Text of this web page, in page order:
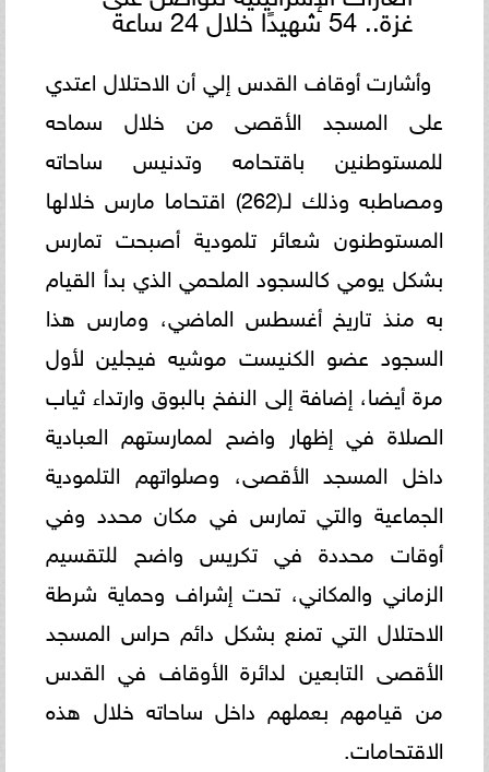
غزة.. 54 شهيدًا خلال 24 ساعة
وأشارت أوقاف القدس إلي أن الاحتلال اعتدي
على المسجد الأقصى من خلال سماحه
للمستوطنين باقتحامه وتدنيس ساحاته
ومصاطبه وذلك لـ(262) اقتحاما مارس خلالها
المستوطنون شعائر تلمودية أصبحت تمارس
بشكل يومي كالسجود الملحمي الذي بدأ القيام
به منذ تاريخ أغسطس الماضي، ومارس هذا
السجود عضو الكنيست موشيه فيجلين لأول
مرة أيضا، إضافة إلى النفخ بالبوق وارتداء ثياب
الصلاة في إظهار واضح لممارستهم العبادية
داخل المسجد الأقصى، وصلواتهم التلمودية
الجماعية والتي تمارس في مكان محدد وفي
أوقات محددة في تكريس واضح للتقسيم
الزماني والمكاني، تحت إشراف وحماية شرطة
الاحتلال التي تمنع بشكل دائم حراس المسجد
الأقصى التابعين لدائرة الأوقاف في القدس
من قيامهم بعملهم داخل ساحاته خلال هذه
الاقتحامات.